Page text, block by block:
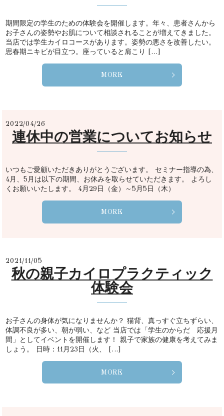
期間限定の学生のための体験会を開催します。年々、患者さんから
お子さんの姿勢やお肌について相談されることが増えてきました。
当店では学生カイロコースがあります。姿勢の悪さを改善したい。
思春期ニキビが目立つ。座っていると肩こり […]
MORE
2022/04/26
連休中の営業についてお知らせ
いつもご愛顧いただきありがとうございます。 セミナー指導の為、
4月、5月は以下の期間、お休みを取らせていただきます。 よろし
くお願いいたします。 4月29日（金）～5月5日（木）
MORE
2021/11/05
秋の親子カイロプラクティック
体験会
お子さんの身体が気になりませんか？ 猫背、真っすぐ立ちずらい、
体調不良が多い、朝が弱い、など 当店では「学生のからだ 応援月
間」としてイベントを開催します！ 親子で家族の健康を考えてみま
しょう。 日時：11月23日（火、 […]
MORE